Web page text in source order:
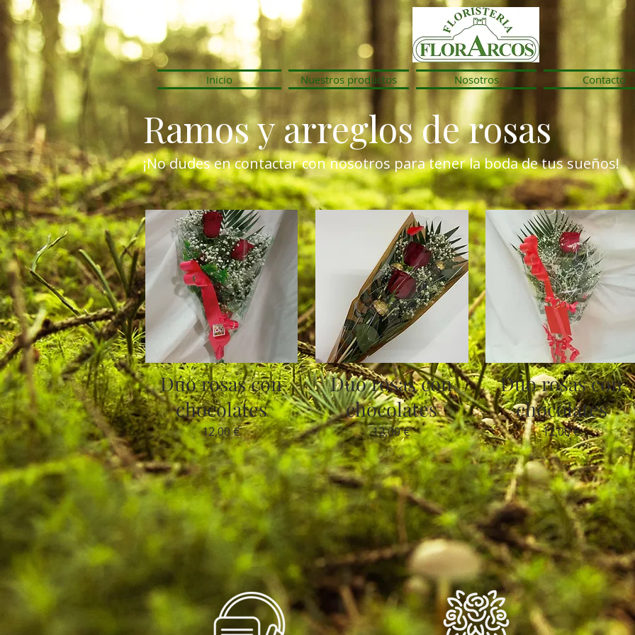
Inicio Nuestros productos Nosotros Contacto
Ramos y arreglos de rosas
¡No dudes en contactar con nosotros para tener la boda de tus sueños!
Dúo rosas con
chocolates
12,00 €
Dúo rosas con
chocolates
12,00 €
Dúo rosas con
chocolates
12,00 €